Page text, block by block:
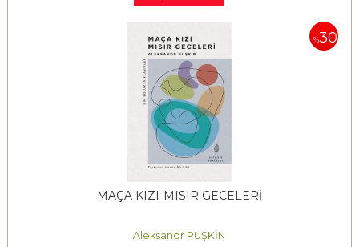
%30
MAÇA KIZI-MISIR GECELERİ
Aleksandr PUŞKİN